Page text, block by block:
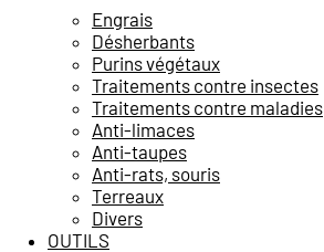
Engrais
Désherbants
Purins végétaux
Traitements contre insectes
Traitements contre maladies
Anti-limaces
Anti-taupes
Anti-rats, souris
Terreaux
Divers
OUTILS